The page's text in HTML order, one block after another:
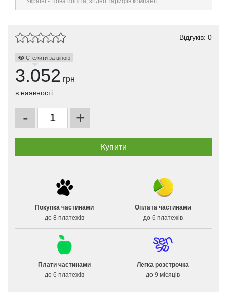
Відгуків: 0
Стежити за ціною
3.052 грн
в наявності
- +
Покупка частинами
до 8 платежів
Оплата частинами
до 6 платежів
Плати частинами
до 6 платежів
Легка розстрочка
до 9 місяців